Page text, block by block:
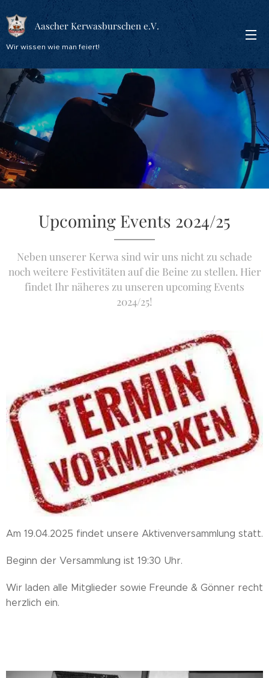
Aascher Kerwasburschen e.V.
Wir wissen wie man feiert!
Upcoming Events 2024/25
Neben unserer Kerwa sind wir uns nicht zu schade
noch weitere Festivitäten auf die Beine zu stellen. Hier
findet Ihr näheres zu unseren upcoming Events
2024/25!
Am 19.04.2025 findet unsere Aktivenversammlung statt.
Beginn der Versammlung ist 19:30 Uhr.
Wir laden alle Mitglieder sowie Freunde & Gönner recht
herzlich ein.